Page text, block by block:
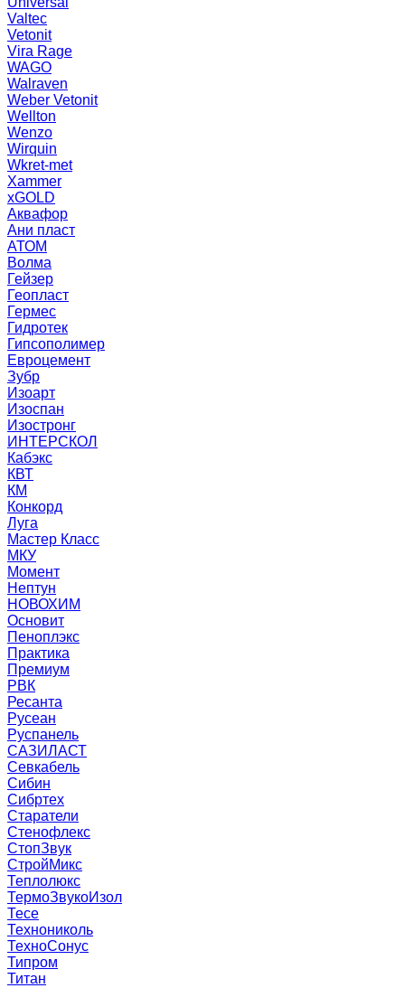
Valtec
Vetonit
Vira Rage
WAGO
Walraven
Weber Vetonit
Wellton
Wenzo
Wirquin
Wkret-met
Xammer
xGOLD
Аквафор
Ани пласт
АТОМ
Волма
Гейзер
Геопласт
Гермес
Гидротек
Гипсополимер
Евроцемент
Зубр
Изоарт
Изоспан
Изостронг
ИНТЕРСКОЛ
Кабэкс
КВТ
КМ
Конкорд
Луга
Мастер Класс
МКУ
Момент
Нептун
НОВОХИМ
Основит
Пеноплэкс
Практика
Премиум
РВК
Ресанта
Русеан
Руспанель
САЗИЛАСТ
Севкабель
Сибин
Сибртех
Старатели
Стенофлекс
СтопЗвук
СтройМикс
Теплолюкс
ТермоЗвукоИзол
Тесе
Технониколь
ТехноСонус
Типром
Титан